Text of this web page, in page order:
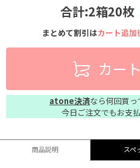
合計:2箱20枚
まとめて割引はカート追加
カー
atone決済なら何回買っ
今日ご注文でもお支
商品説明 スペ